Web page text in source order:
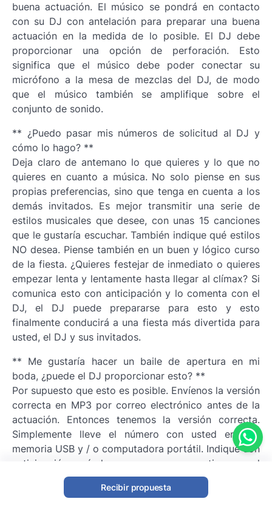
buena actuación. El músico se pondrá en contacto
con su DJ con antelación para preparar una buena
actuación en la medida de lo posible. El DJ debe
proporcionar una opción de perforación. Esto
significa que el músico debe poder conectar su
micrófono a la mesa de mezclas del DJ, de modo
que el músico también se amplifique sobre el
conjunto de sonido.
** ¿Puedo pasar mis números de solicitud al DJ y
cómo lo hago? **
Deja claro de antemano lo que quieres y lo que no
quieres en cuanto a música. No solo piense en sus
propias preferencias, sino que tenga en cuenta a los
demás invitados. Es mejor transmitir una serie de
estilos musicales que desee, con unas 15 canciones
que le gustaría escuchar. También indique qué estilos
NO desea. Piense también en un buen y lógico curso
de la fiesta. ¿Quieres festejar de inmediato o quieres
empezar lenta y lentamente hasta llegar al clímax? Si
comunica esto con anticipación y lo comenta con el
DJ, el DJ puede prepararse para esto y esto
finalmente conducirá a una fiesta más divertida para
usted, el DJ y sus invitados.
** Me gustaría hacer un baile de apertura en mi
boda, ¿puede el DJ proporcionar esto? **
Por supuesto que esto es posible. Envíenos la versión
correcta en MP3 por correo electrónico antes de la
actuación. Entonces tenemos la versión correcta.
Simplemente lleve el número con usted en una
memoria USB y / o computadora portátil. Indique con
anticipación cuándo se espera que activemos el
número de apertura, ¡estaremos felices de cooperar!
Recibir propuesta